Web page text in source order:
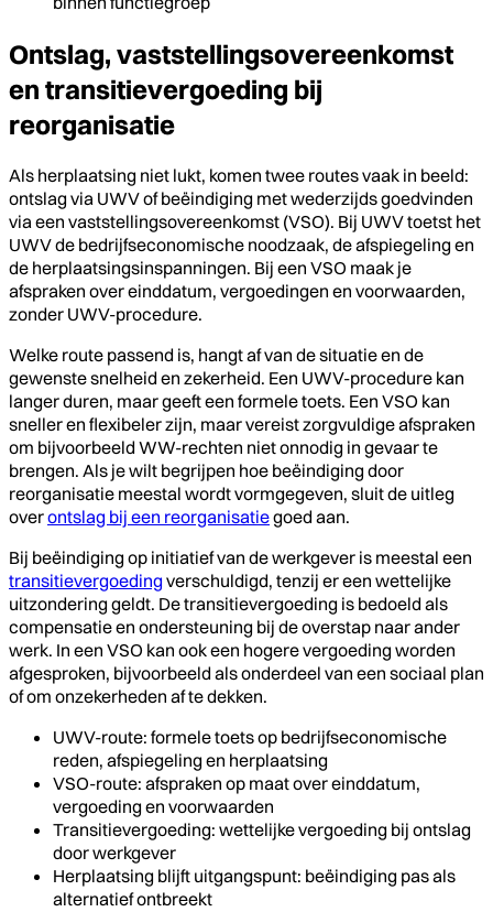
Ontslag, vaststellingsovereenkomst
en transitievergoeding bij
reorganisatie
Als herplaatsing niet lukt, komen twee routes vaak in beeld:
ontslag via UWV of beëindiging met wederzijds goedvinden
via een vaststellingsovereenkomst (VSO). Bij UWV toetst het
UWV de bedrijfseconomische noodzaak, de afspiegeling en
de herplaatsingsinspanningen. Bij een VSO maak je
afspraken over einddatum, vergoedingen en voorwaarden,
zonder UWV-procedure.
Welke route passend is, hangt af van de situatie en de
gewenste snelheid en zekerheid. Een UWV-procedure kan
langer duren, maar geeft een formele toets. Een VSO kan
sneller en flexibeler zijn, maar vereist zorgvuldige afspraken
om bijvoorbeeld WW-rechten niet onnodig in gevaar te
brengen. Als je wilt begrijpen hoe beëindiging door
reorganisatie meestal wordt vormgegeven, sluit de uitleg
overontslag bij een reorganisatiegoed aan.
Bij beëindiging op initiatief van de werkgever is meestal een
transitievergoeding verschuldigd, tenzij er een wettelijke
uitzondering geldt. De transitievergoeding is bedoeld als
compensatie en ondersteuning bij de overstap naar ander
werk. In een VSO kan ook een hogere vergoeding worden
afgesproken, bijvoorbeeld als onderdeel van een sociaal plan
of om onzekerheden af te dekken.
UWV-route: formele toets op bedrijfseconomische
reden, afspiegeling en herplaatsing
VSO-route: afspraken op maat over einddatum,
vergoeding en voorwaarden
Transitievergoeding: wettelijke vergoeding bij ontslag
door werkgever
Herplaatsing blijft uitgangspunt: beëindiging pas als
alternatief ontbreekt